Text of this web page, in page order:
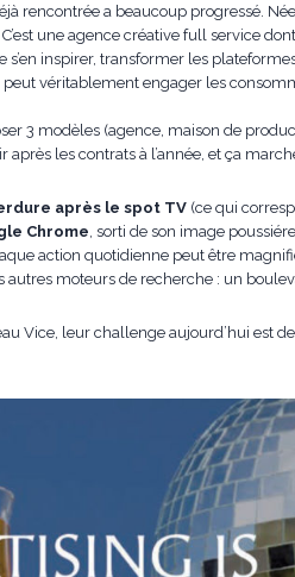
rencontrée a beaucoup progressé.
une agence créative full service dont
inspirer, transformer les
véritablement engager les
3 modèles (agence, maison de
après les contrats à l’année, et ça
après le spot TV (ce qui
Chrome, sorti de son image
action quotidienne peut être
moteurs de recherche : un
Vice, leur challenge aujourd’hui est